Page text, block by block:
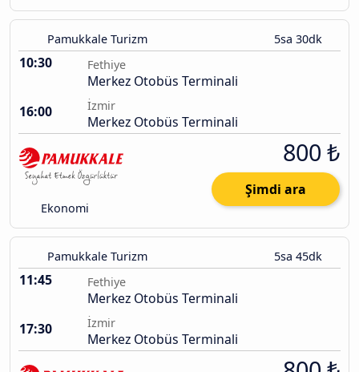
Pamukkale Turizm 5sa 30dk
10:30 Fethiye
Merkez Otobüs Terminali
16:00
İzmir
Merkez Otobüs Terminali
Ekonomi
800 ₺
Şimdi ara
Pamukkale Turizm 5sa 45dk
11:45 Fethiye
Merkez Otobüs Terminali
17:30
İzmir
Merkez Otobüs Terminali